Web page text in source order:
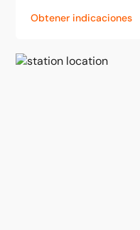
Obtener indicaciones